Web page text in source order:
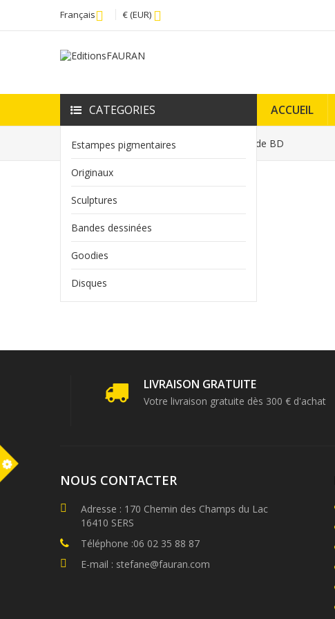
Français € (EUR)
CATEGORIES
Estampes pigmentaires
Originaux
Sculptures
Bandes dessinées
Goodies
Disques
ACCUEIL
Accueil Originaux Planches originales de BD
PLANCHES ORIGINALES DE BD
LIVRAISON GRATUITE
Votre livraison gratuite dès 300 € d'achat
NOUS CONTACTER
Adresse : 170 Chemin des Champs du Lac
16410 SERS
Téléphone :06 02 35 88 87
E-mail : stefane@fauran.com